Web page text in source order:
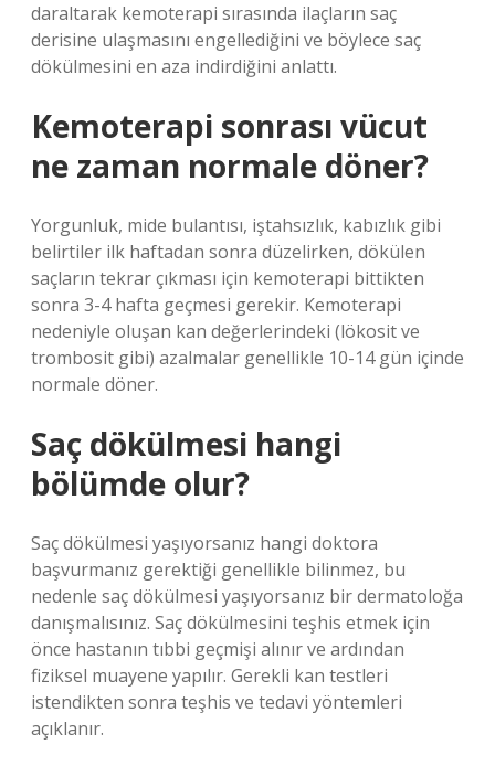
daraltarak kemoterapi sırasında ilaçların saç
derisine ulaşmasını engellediğini ve böylece saç
dökülmesini en aza indirdiğini anlattı.
Kemoterapi sonrası vücut
ne zaman normale döner?
Yorgunluk, mide bulantısı, iştahsızlık, kabızlık gibi
belirtiler ilk haftadan sonra düzelirken, dökülen
saçların tekrar çıkması için kemoterapi bittikten
sonra 3-4 hafta geçmesi gerekir. Kemoterapi
nedeniyle oluşan kan değerlerindeki (lökosit ve
trombosit gibi) azalmalar genellikle 10-14 gün içinde
normale döner.
Saç dökülmesi hangi
bölümde olur?
Saç dökülmesi yaşıyorsanız hangi doktora
başvurmanız gerektiği genellikle bilinmez, bu
nedenle saç dökülmesi yaşıyorsanız bir dermatoloğa
danışmalısınız. Saç dökülmesini teşhis etmek için
önce hastanın tıbbi geçmişi alınır ve ardından
fiziksel muayene yapılır. Gerekli kan testleri
istendikten sonra teşhis ve tedavi yöntemleri
açıklanır.